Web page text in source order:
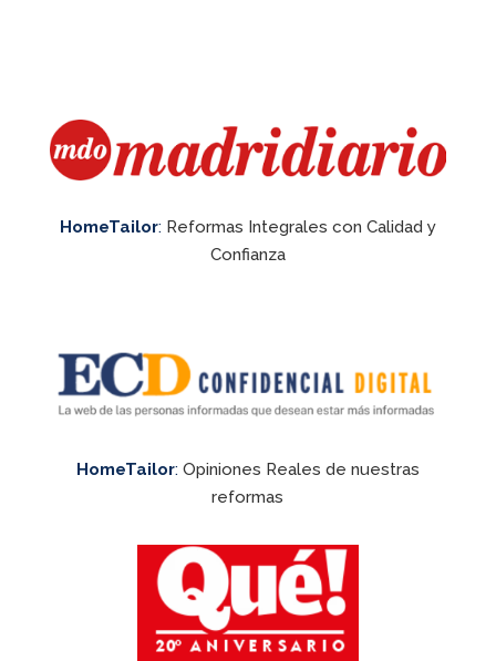
HomeTailor: Reformas Integrales con Calidad y
Confianza
HomeTailor: Opiniones Reales de nuestras
reformas